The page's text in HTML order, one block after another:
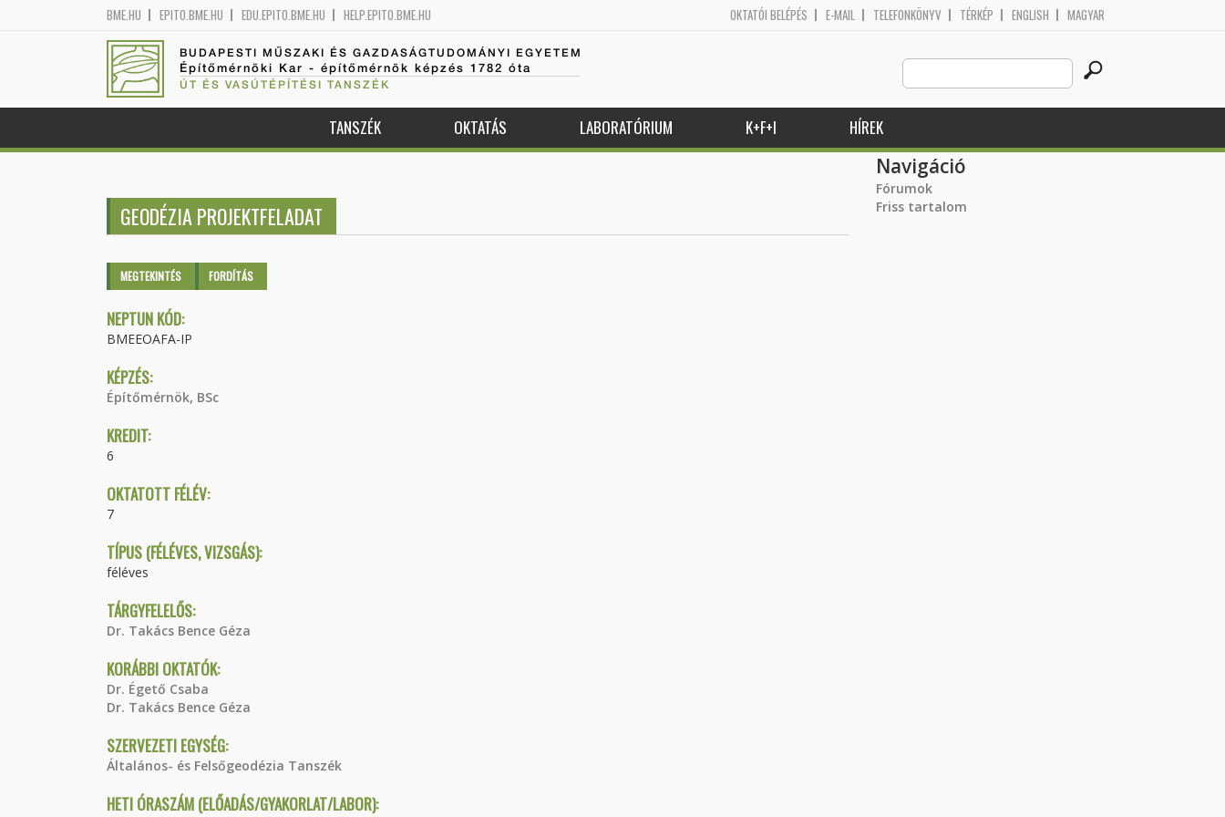
BME.HU EPITO.BME.HU EDU.EPITO.BME.HU HELP.EPITO.BME.HU OKTATÓI BELÉPÉS E-MAIL TELEFONKÖNYV TÉRKÉP ENGLISH MAGYAR
BUDAPESTI MŰSZAKI ÉS GAZDASÁGTUDOMÁNYI EGYETEM
Építőmérnöki Kar - építőmérnök képzés 1782 óta
ÚT ÉS VASÚTÉPÍTÉSI TANSZÉK
Search
this
site
TANSZÉK OKTATÁS LABORATÓRIUM K+F+I HÍREK
GEODÉZIA PROJEKTFELADAT
Elsődleges fülek
MEGTEKINTÉS (AKTÍVFORDÍTÁS
NEPTUN KÓD:
BMEEOAFA-IP
KÉPZÉS:
Építőmérnök, BSc
KREDIT:
6
OKTATOTT FÉLÉV:
7
TÍPUS (FÉLÉVES, VIZSGÁS):
féléves
TÁRGYFELELŐS:
Dr. Takács Bence Géza
KORÁBBI OKTATÓK:
Dr. Égető Csaba
Dr. Takács Bence Géza
SZERVEZETI EGYSÉG:
Általános- és Felsőgeodézia Tanszék
HETI ÓRASZÁM (ELŐADÁS/GYAKORLAT/LABOR):
Navigáció
Fórumok
Friss tartalom